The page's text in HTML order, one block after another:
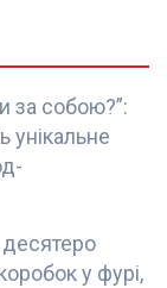
за собою?”:
унікальне
у фурі,